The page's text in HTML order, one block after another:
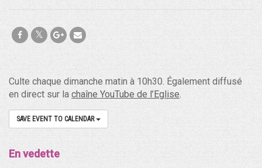
Culte chaque dimanche matin à 10h30. Également diffusé
en direct sur la chaîne YouTube de l’Eglise.
SAVE EVENT TO CALENDAR
En vedette